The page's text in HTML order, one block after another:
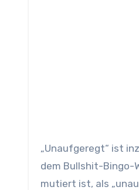
„Unaufgeregt“ ist
dem Bullshit-Bingo-
mutiert ist, als